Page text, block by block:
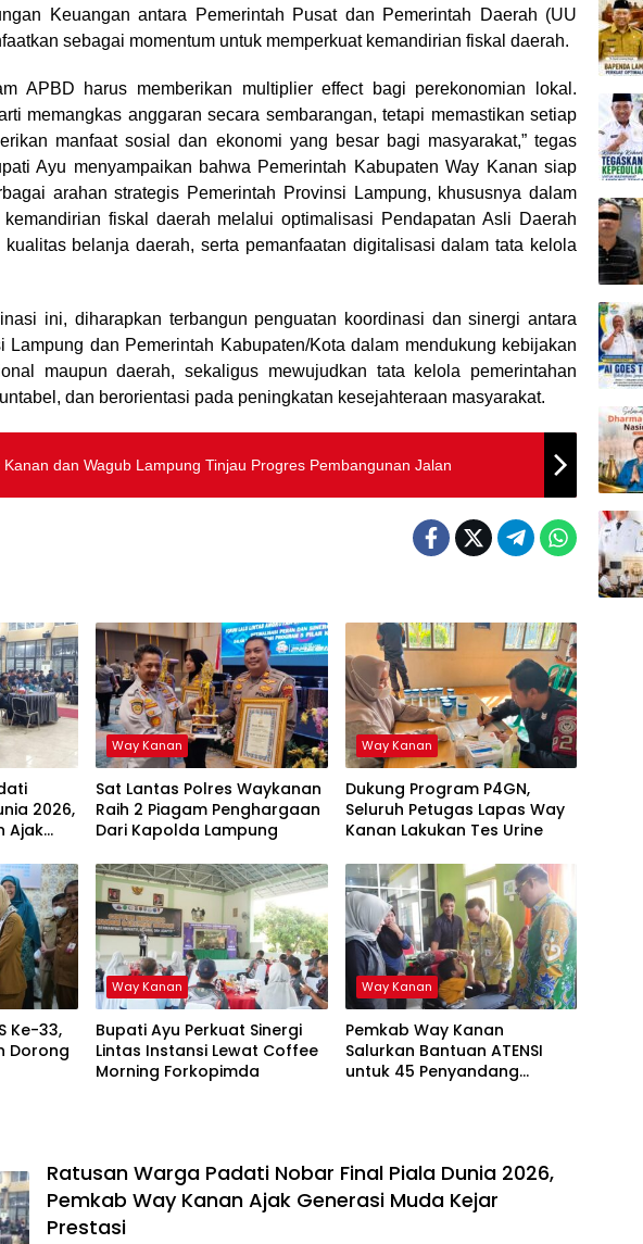
Keuangan antara Pemerintah Pusat dan Pemerintah Daerah (UU
sebagai momentum untuk memperkuat kemandirian fiskal daerah.
APBD harus memberikan multiplier effect bagi perekonomian lokal.
memangkas anggaran secara sembarangan, tetapi memastikan setiap
manfaat sosial dan ekonomi yang besar bagi masyarakat,” tegas
Ayu menyampaikan bahwa Pemerintah Kabupaten Way Kanan siap
arahan strategis Pemerintah Provinsi Lampung, khususnya dalam
kemandirian fiskal daerah melalui optimalisasi Pendapatan Asli Daerah
kualitas belanja daerah, serta pemanfaatan digitalisasi dalam tata kelola
ini, diharapkan terbangun penguatan koordinasi dan sinergi antara
Lampung dan Pemerintah Kabupaten/Kota dalam mendukung kebijakan
maupun daerah, sekaligus mewujudkan tata kelola pemerintahan
dan berorientasi pada peningkatan kesejahteraan masyarakat.
Kanan dan Wagub Lampung Tinjau Progres Pembangunan Jalan
2026,
Ajak
Way Kanan
Sat Lantas Polres Waykanan
Raih 2 Piagam Penghargaan
Dari Kapolda Lampung
Way Kanan
Dukung Program P4GN,
Seluruh Petugas Lapas Way
Kanan Lakukan Tes Urine
Ke-33,
Dorong
Way Kanan
Bupati Ayu Perkuat Sinergi
Lintas Instansi Lewat Coffee
Morning Forkopimda
Way Kanan
Pemkab Way Kanan
Salurkan Bantuan ATENSI
untuk 45 Penyandang
Ratusan Warga Padati Nobar Final Piala Dunia 2026,
Pemkab Way Kanan Ajak Generasi Muda Kejar
Prestasi